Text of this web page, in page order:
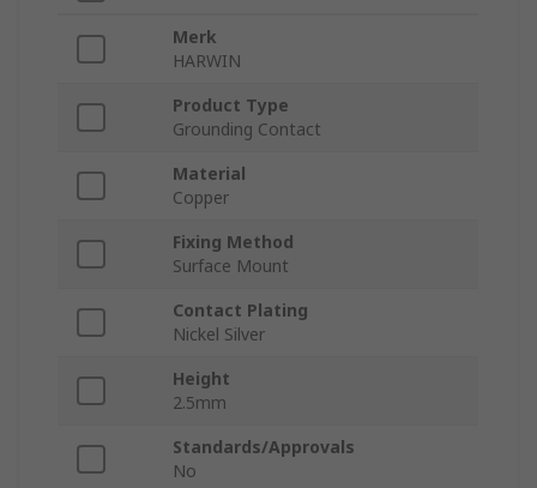
Merk
HARWIN
Product Type
Grounding Contact
Material
Copper
Fixing Method
Surface Mount
Contact Plating
Nickel Silver
Height
2.5mm
Standards/Approvals
No